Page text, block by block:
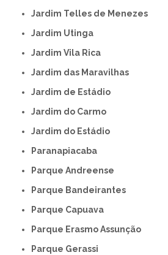
Jardim Telles de Menezes
Jardim Utinga
Jardim Vila Rica
Jardim das Maravilhas
Jardim de Estádio
Jardim do Carmo
Jardim do Estádio
Paranapiacaba
Parque Andreense
Parque Bandeirantes
Parque Capuava
Parque Erasmo Assunção
Parque Gerassi